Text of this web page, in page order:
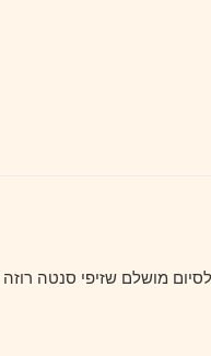
מושלם שזיפי סנטה